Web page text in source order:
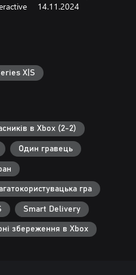
14.11.2024
X|S
в Xbox (2-2)
Один гравець
гра
Smart Delivery
збереження в Xbox